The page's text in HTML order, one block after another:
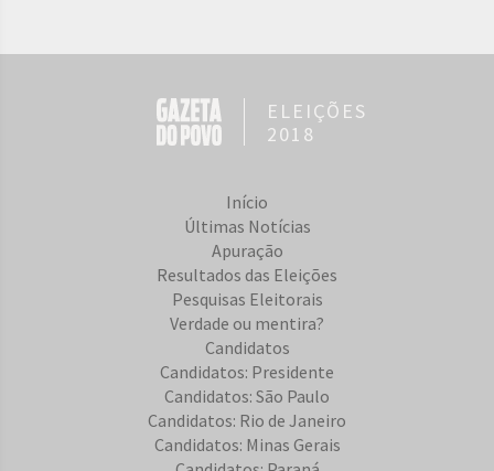
ELEIÇÕES
2018
Início
Últimas Notícias
Apuração
Resultados das Eleições
Pesquisas Eleitorais
Verdade ou mentira?
Candidatos
Candidatos: Presidente
Candidatos: São Paulo
Candidatos: Rio de Janeiro
Candidatos: Minas Gerais